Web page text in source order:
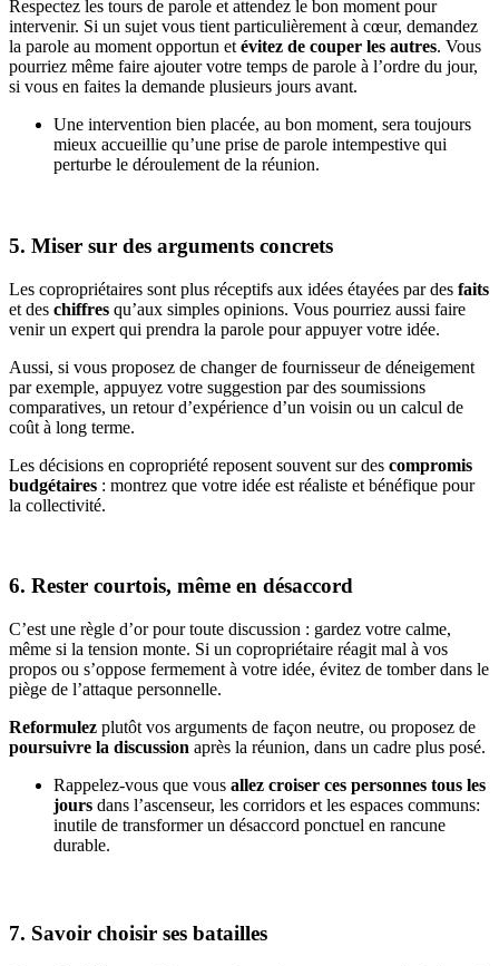
Respectez les tours de parole et attendez le bon moment pour
intervenir. Si un sujet vous tient particulièrement à cœur, demandez
la parole au moment opportun et évitez de couper les autres. Vous
pourriez même faire ajouter votre temps de parole à l’ordre du jour,
si vous en faites la demande plusieurs jours avant.
Une intervention bien placée, au bon moment, sera toujours
mieux accueillie qu’une prise de parole intempestive qui
perturbe le déroulement de la réunion.
5. Miser sur des arguments concrets
Les copropriétaires sont plus réceptifs aux idées étayées par des faits
et des chiffres qu’aux simples opinions. Vous pourriez aussi faire
venir un expert qui prendra la parole pour appuyer votre idée.
Aussi, si vous proposez de changer de fournisseur de déneigement
par exemple, appuyez votre suggestion par des soumissions
comparatives, un retour d’expérience d’un voisin ou un calcul de
coût à long terme.
Les décisions en copropriété reposent souvent sur des compromis
budgétaires : montrez que votre idée est réaliste et bénéfique pour
la collectivité.
6. Rester courtois, même en désaccord
C’est une règle d’or pour toute discussion : gardez votre calme,
même si la tension monte. Si un copropriétaire réagit mal à vos
propos ou s’oppose fermement à votre idée, évitez de tomber dans le
piège de l’attaque personnelle.
Reformulez plutôt vos arguments de façon neutre, ou proposez de
poursuivre la discussion après la réunion, dans un cadre plus posé.
Rappelez-vous que vous allez croiser ces personnes tous les
jours dans l’ascenseur, les corridors et les espaces communs:
inutile de transformer un désaccord ponctuel en rancune
durable.
7. Savoir choisir ses batailles